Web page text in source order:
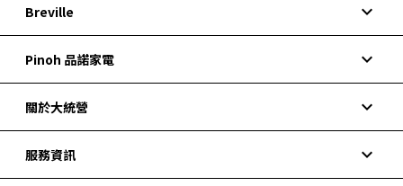
Breville keyboard_arrow_down
Pinoh 品諾家電 keyboard_arrow_down
關於大統營 keyboard_arrow_down
服務資訊 keyboard_arrow_down